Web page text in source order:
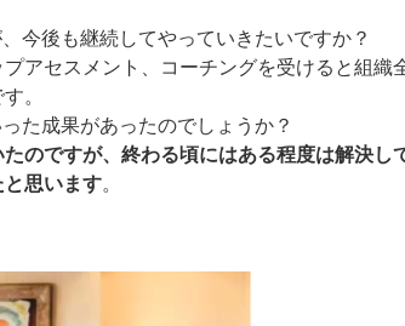
今後も継続してやっていきたいですか？
アセスメント、コーチングを受けると組織
。
た成果があったのでしょうか？
のですが、終わる頃にはある程度は解決し
思います。